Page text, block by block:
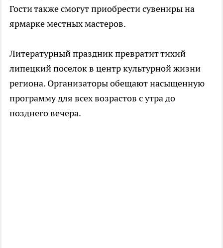
Гости также смогут приобрести сувениры на
ярмарке местных мастеров.
Литературный праздник превратит тихий
липецкий поселок в центр культурной жизни
региона. Организаторы обещают насыщенную
программу для всех возрастов с утра до
позднего вечера.